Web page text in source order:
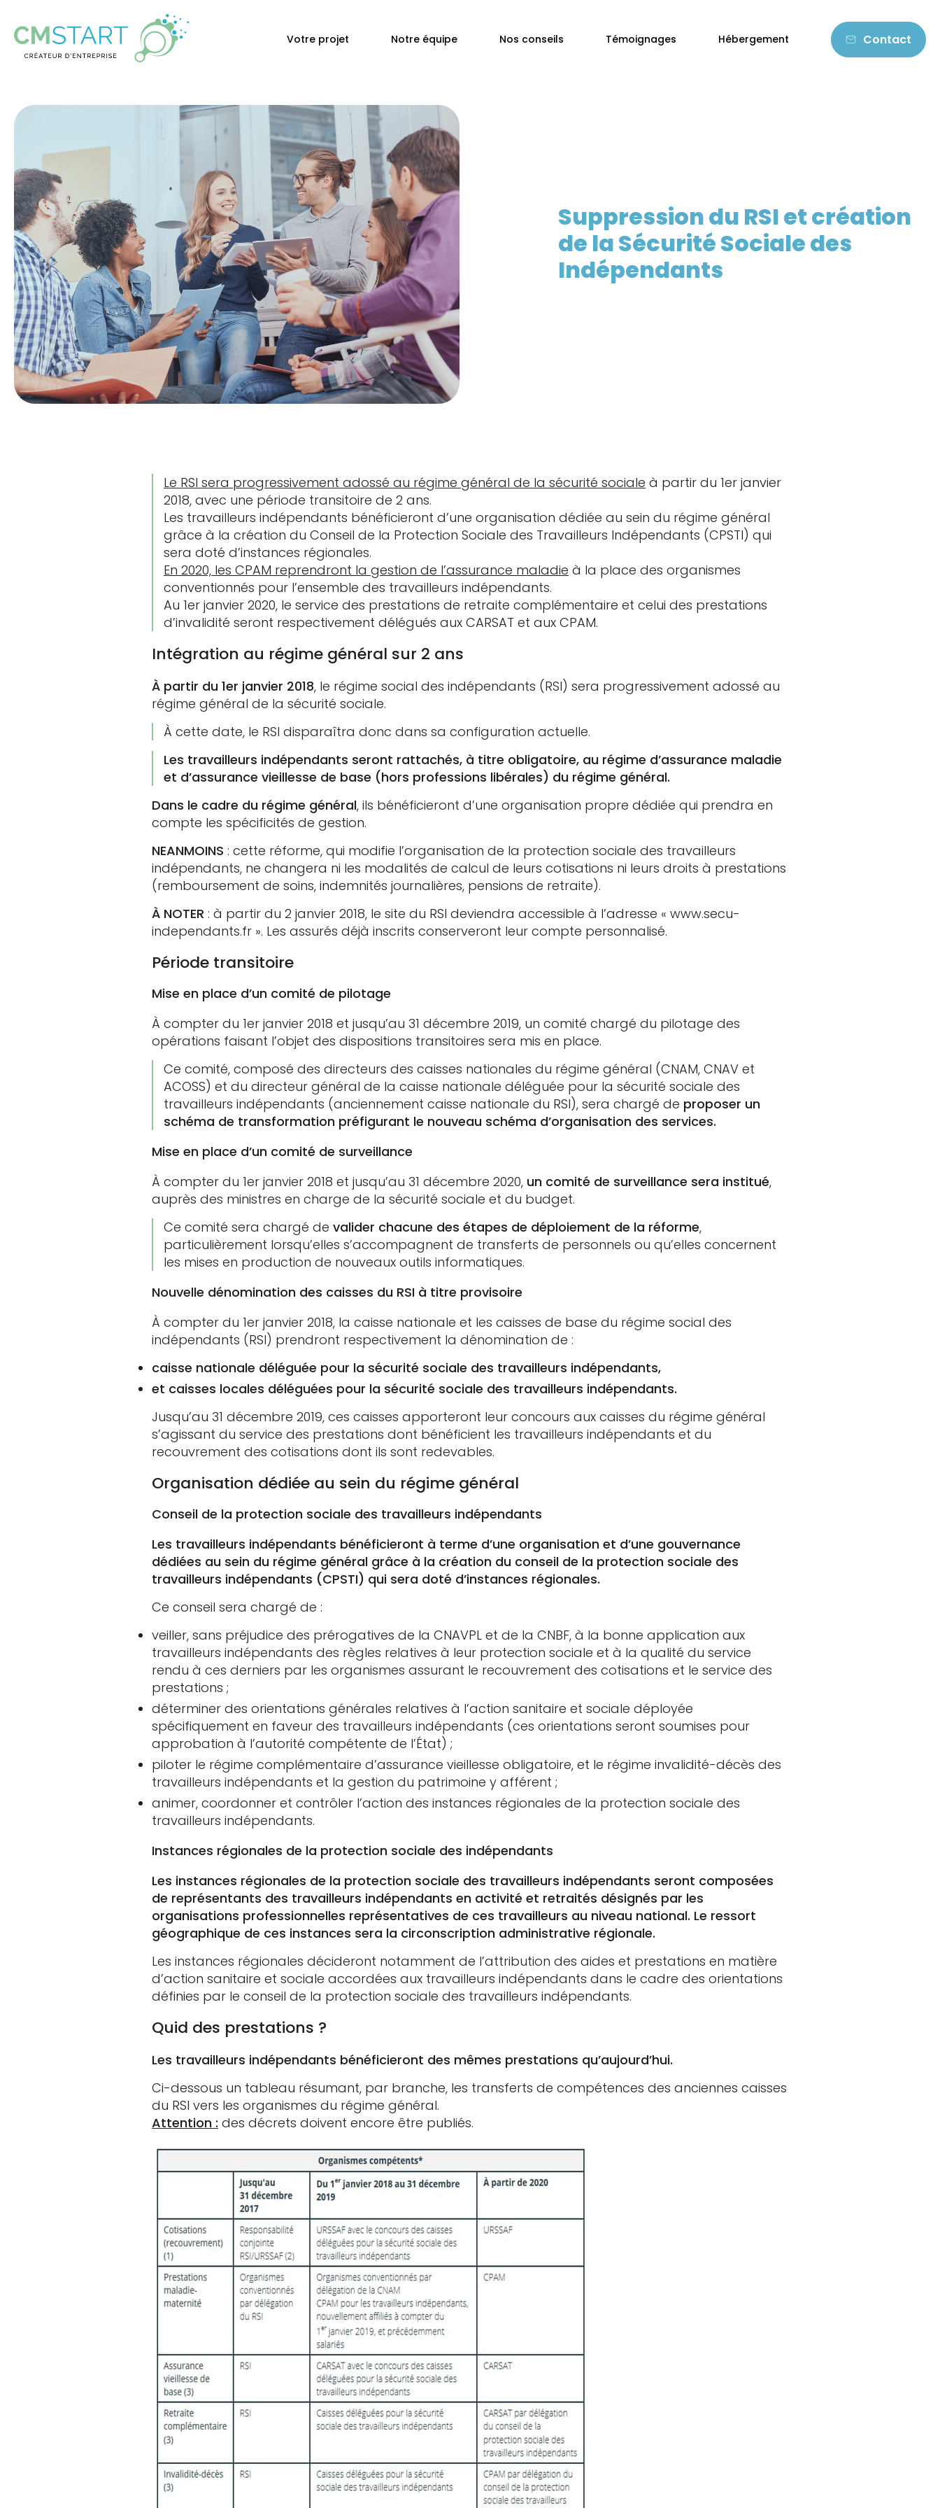
Votre projet Notre équipe Nos conseils Témoignages Hébergement Contact
Suppression du RSI et création
de la Sécurité Sociale des
Indépendants
Le RSI sera progressivement adossé au régime général de la sécurité sociale à partir du 1er janvier
2018, avec une période transitoire de 2 ans.
Les travailleurs indépendants bénéficieront d’une organisation dédiée au sein du régime général
grâce à la création du Conseil de la Protection Sociale des Travailleurs Indépendants (CPSTI) qui
sera doté d’instances régionales.
En 2020, les CPAM reprendront la gestion de l’assurance maladie à la place des organismes
conventionnés pour l’ensemble des travailleurs indépendants.
Au 1er janvier 2020, le service des prestations de retraite complémentaire et celui des prestations
d’invalidité seront respectivement délégués aux CARSAT et aux CPAM.
Intégration au régime général sur 2 ans
À partir du 1er janvier 2018, le régime social des indépendants (RSI) sera progressivement adossé au
régime général de la sécurité sociale.
À cette date, le RSI disparaîtra donc dans sa configuration actuelle.
Les travailleurs indépendants seront rattachés, à titre obligatoire, au régime d’assurance maladie
et d’assurance vieillesse de base (hors professions libérales) du régime général.
Dans le cadre du régime général, ils bénéficieront d’une organisation propre dédiée qui prendra en
compte les spécificités de gestion.
NEANMOINS : cette réforme, qui modifie l’organisation de la protection sociale des travailleurs
indépendants, ne changera ni les modalités de calcul de leurs cotisations ni leurs droits à prestations
(remboursement de soins, indemnités journalières, pensions de retraite).
À NOTER : à partir du 2 janvier 2018, le site du RSI deviendra accessible à l’adresse « www.secu-
independants.fr ». Les assurés déjà inscrits conserveront leur compte personnalisé.
Période transitoire
Mise en place d’un comité de pilotage
À compter du 1er janvier 2018 et jusqu’au 31 décembre 2019, un comité chargé du pilotage des
opérations faisant l’objet des dispositions transitoires sera mis en place.
Ce comité, composé des directeurs des caisses nationales du régime général (CNAM, CNAV et
ACOSS) et du directeur général de la caisse nationale déléguée pour la sécurité sociale des
travailleurs indépendants (anciennement caisse nationale du RSI), sera chargé de proposer un
schéma de transformation préfigurant le nouveau schéma d’organisation des services.
Mise en place d’un comité de surveillance
À compter du 1er janvier 2018 et jusqu’au 31 décembre 2020, un comité de surveillance sera institué,
auprès des ministres en charge de la sécurité sociale et du budget.
Ce comité sera chargé de valider chacune des étapes de déploiement de la réforme,
particulièrement lorsqu’elles s’accompagnent de transferts de personnels ou qu’elles concernent
les mises en production de nouveaux outils informatiques.
Nouvelle dénomination des caisses du RSI à titre provisoire
À compter du 1er janvier 2018, la caisse nationale et les caisses de base du régime social des
indépendants (RSI) prendront respectivement la dénomination de :
caisse nationale déléguée pour la sécurité sociale des travailleurs indépendants,
et caisses locales déléguées pour la sécurité sociale des travailleurs indépendants.
Jusqu’au 31 décembre 2019, ces caisses apporteront leur concours aux caisses du régime général
s’agissant du service des prestations dont bénéficient les travailleurs indépendants et du
recouvrement des cotisations dont ils sont redevables.
Organisation dédiée au sein du régime général
Conseil de la protection sociale des travailleurs indépendants
Les travailleurs indépendants bénéficieront à terme d’une organisation et d’une gouvernance
dédiées au sein du régime général grâce à la création du conseil de la protection sociale des
travailleurs indépendants (CPSTI) qui sera doté d’instances régionales.
Ce conseil sera chargé de :
veiller, sans préjudice des prérogatives de la CNAVPL et de la CNBF, à la bonne application aux
travailleurs indépendants des règles relatives à leur protection sociale et à la qualité du service
rendu à ces derniers par les organismes assurant le recouvrement des cotisations et le service des
prestations ;
déterminer des orientations générales relatives à l’action sanitaire et sociale déployée
spécifiquement en faveur des travailleurs indépendants (ces orientations seront soumises pour
approbation à l’autorité compétente de l’État) ;
piloter le régime complémentaire d’assurance vieillesse obligatoire, et le régime invalidité-décès des
travailleurs indépendants et la gestion du patrimoine y afférent ;
animer, coordonner et contrôler l’action des instances régionales de la protection sociale des
travailleurs indépendants.
Instances régionales de la protection sociale des indépendants
Les instances régionales de la protection sociale des travailleurs indépendants seront composées
de représentants des travailleurs indépendants en activité et retraités désignés par les
organisations professionnelles représentatives de ces travailleurs au niveau national. Le ressort
géographique de ces instances sera la circonscription administrative régionale.
Les instances régionales décideront notamment de l’attribution des aides et prestations en matière
d’action sanitaire et sociale accordées aux travailleurs indépendants dans le cadre des orientations
définies par le conseil de la protection sociale des travailleurs indépendants.
Quid des prestations ?
Les travailleurs indépendants bénéficieront des mêmes prestations qu’aujourd’hui.
Ci-dessous un tableau résumant, par branche, les transferts de compétences des anciennes caisses
du RSI vers les organismes du régime général.
Attention : des décrets doivent encore être publiés.